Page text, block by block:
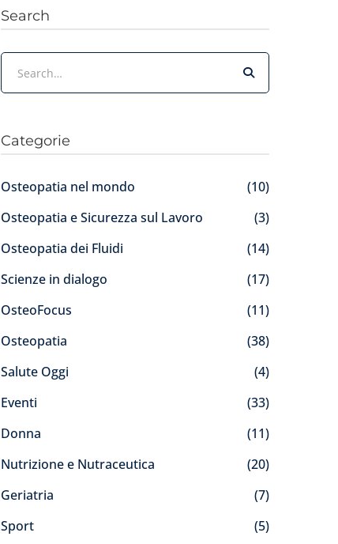
Search
Categorie
Osteopatia nel mondo
(10)
Osteopatia e Sicurezza sul Lavoro
(3)
Osteopatia dei Fluidi
(14)
Scienze in dialogo
(17)
OsteoFocus
(11)
Osteopatia
(38)
Salute Oggi
(4)
Eventi
(33)
Donna
(11)
Nutrizione e Nutraceutica
(20)
Geriatria
(7)
Sport
(5)